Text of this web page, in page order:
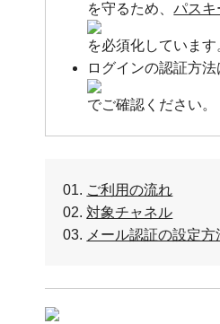
を守るため、パスキ
を必須化しています
ログインの認証方
でご確認ください。
ご利用の流れ
対象チャネル
メール認証の設定方